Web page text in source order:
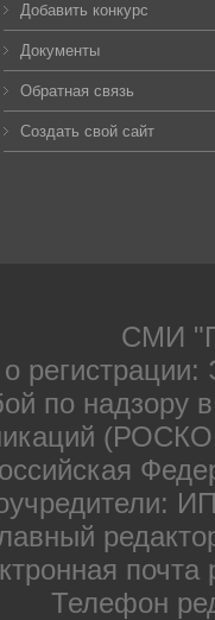
Добавить конкурс
Документы
Обратная связь
Создать свой сайт
СМИ
о
по надзору
почта
Телефон